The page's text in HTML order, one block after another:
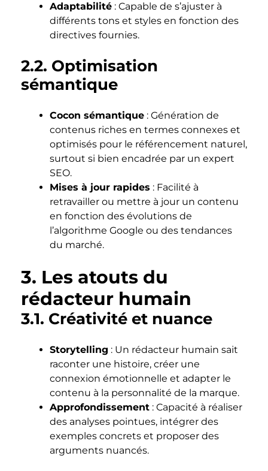
Adaptabilité : Capable de s’ajuster à
différents tons et styles en fonction des
directives fournies.
2.2. Optimisation
sémantique
Cocon sémantique : Génération de
contenus riches en termes connexes et
optimisés pour le référencement naturel,
surtout si bien encadrée par un expert
SEO.
Mises à jour rapides : Facilité à
retravailler ou mettre à jour un contenu
en fonction des évolutions de
l’algorithme Google ou des tendances
du marché.
3. Les atouts du
rédacteur humain
3.1. Créativité et nuance
Storytelling : Un rédacteur humain sait
raconter une histoire, créer une
connexion émotionnelle et adapter le
contenu à la personnalité de la marque.
Approfondissement : Capacité à réaliser
des analyses pointues, intégrer des
exemples concrets et proposer des
arguments nuancés.